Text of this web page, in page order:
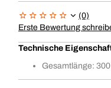
(0)
Erste Bewertung
Technische
Gesamtlänge: